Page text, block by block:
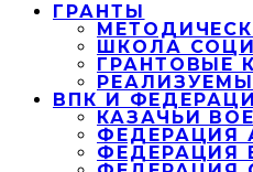
ГРАНТЫ
ШКОЛА
ГРАНТОВЫЕ
ВПК И
КАЗАЧЬИ
ФЕДЕРАЦИЯ
ФЕДЕРАЦИЯ